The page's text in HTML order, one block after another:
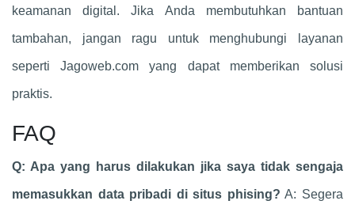
keamanan digital. Jika Anda membutuhkan bantuan
tambahan, jangan ragu untuk menghubungi layanan
seperti Jagoweb.com yang dapat memberikan solusi
praktis.
FAQ
Q: Apa yang harus dilakukan jika saya tidak sengaja
memasukkan data pribadi di situs phising? A: Segera